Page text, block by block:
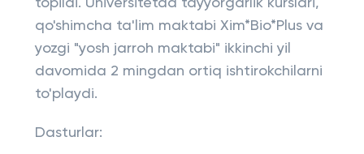
topildi. Universitetda tayyorgarlik kurslari,
qo'shimcha ta'lim maktabi Xim*Bio*Plus va
yozgi "yosh jarroh maktabi" ikkinchi yil
davomida 2 mingdan ortiq ishtirokchilarni
to'playdi.
Dasturlar: